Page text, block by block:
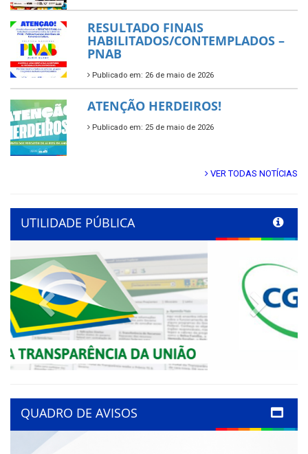
RESULTADO FINAIS
HABILITADOS/CONTEMPLADOS –
PNAB
Publicado em: 26 de maio de 2026
ATENÇÃO HERDEIROS!
Publicado em: 25 de maio de 2026
VER TODAS NOTÍCIAS
UTILIDADE PÚBLICA
Previous Next
QUADRO DE AVISOS